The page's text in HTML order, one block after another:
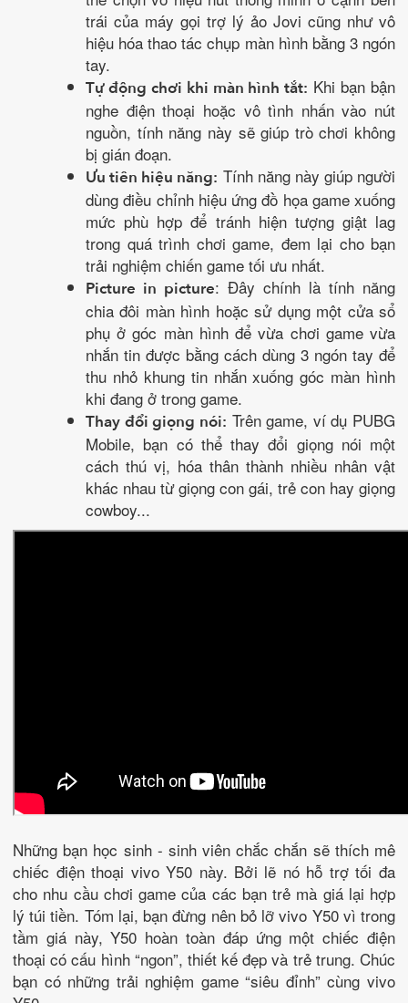
trái của máy gọi trợ lý ảo Jovi cũng như vô
hiệu hóa thao tác chụp màn hình bằng 3 ngón
tay.
Tự động chơi khi màn hình tắt: Khi bạn bận
nghe điện thoại hoặc vô tình nhấn vào nút
nguồn, tính năng này sẽ giúp trò chơi không
bị gián đoạn.
Ưu tiên hiệu năng: Tính năng này giúp người
dùng điều chỉnh hiệu ứng đồ họa game xuống
mức phù hợp để tránh hiện tượng giật lag
trong quá trình chơi game, đem lại cho bạn
trải nghiệm chiến game tối ưu nhất.
Picture in picture: Đây chính là tính năng
chia đôi màn hình hoặc sử dụng một cửa sổ
phụ ở góc màn hình để vừa chơi game vừa
nhắn tin được bằng cách dùng 3 ngón tay để
thu nhỏ khung tin nhắn xuống góc màn hình
khi đang ở trong game.
Thay đổi giọng nói: Trên game, ví dụ PUBG
Mobile, bạn có thể thay đổi giọng nói một
cách thú vị, hóa thân thành nhiều nhân vật
khác nhau từ giọng con gái, trẻ con hay giọng
cowboy...
Những bạn học sinh - sinh viên chắc chắn sẽ thích mê
chiếc điện thoại vivo Y50 này. Bởi lẽ nó hỗ trợ tối đa
cho nhu cầu chơi game của các bạn trẻ mà giá lại hợp
lý túi tiền. Tóm lại, bạn đừng nên bỏ lỡ vivo Y50 vì trong
tầm giá này, Y50 hoàn toàn đáp ứng một chiếc điện
thoại có cấu hình “ngon”, thiết kế đẹp và trẻ trung. Chúc
bạn có những trải nghiệm game “siêu đỉnh” cùng vivo